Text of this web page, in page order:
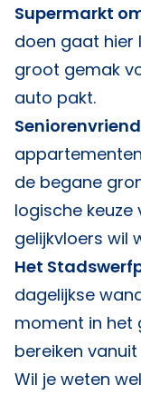
Supermarkt
doen gaat hier
groot gemak
auto pakt.
de begane
logische
gelijkvloers wil
Het
dagelijkse
moment in het
bereiken
Wil je weten